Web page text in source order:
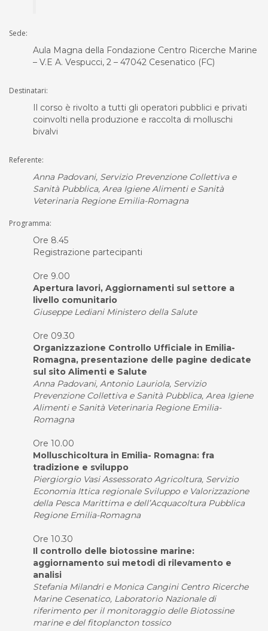
Sede:
Aula Magna della Fondazione Centro Ricerche Marine
– V.E A. Vespucci, 2 – 47042 Cesenatico (FC)
Destinatari:
Il corso è rivolto a tutti gli operatori pubblici e privati
coinvolti nella produzione e raccolta di molluschi
bivalvi
Referente:
Anna Padovani, Servizio Prevenzione Collettiva e
Sanità Pubblica, Area Igiene Alimenti e Sanità
Veterinaria Regione Emilia-Romagna
Programma:
Ore 8.45
Registrazione partecipanti
Ore 9.00
Apertura lavori, Aggiornamenti sul settore a
livello comunitario
Giuseppe Lediani Ministero della Salute
Ore 09.30
Organizzazione Controllo Ufficiale in Emilia-
Romagna, presentazione delle pagine dedicate
sul sito Alimenti e Salute
Anna Padovani, Antonio Lauriola, Servizio
Prevenzione Collettiva e Sanità Pubblica, Area Igiene
Alimenti e Sanità Veterinaria Regione Emilia-
Romagna
Ore 10.00
Molluschicoltura in Emilia- Romagna: fra
tradizione e sviluppo
Piergiorgio Vasi Assessorato Agricoltura, Servizio
Economia Ittica regionale Sviluppo e Valorizzazione
della Pesca Marittima e dell’Acquacoltura Pubblica
Regione Emilia-Romagna
Ore 10.30
Il controllo delle biotossine marine:
aggiornamento sui metodi di rilevamento e
analisi
Stefania Milandri e Monica Cangini Centro Ricerche
Marine Cesenatico, Laboratorio Nazionale di
riferimento per il monitoraggio delle Biotossine
marine e del fitoplancton tossico